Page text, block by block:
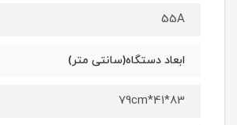
55A
ابعاد دستگاه(سانتی متر)
83*41*79cm